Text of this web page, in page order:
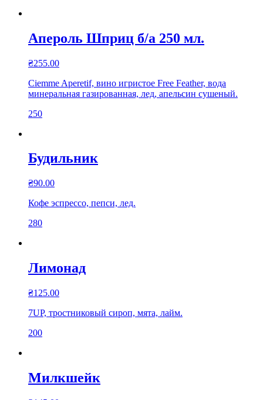
Апероль Шприц б/а 250 мл.
₴255.00
Ciemme Aperetif, вино игристое Free Feather, вода
минеральная газированная, лед, апельсин сушеный.
250
Будильник
₴90.00
Кофе эспрессо, пепси, лед.
280
Лимонад
₴125.00
7UP, тростниковый сироп, мята, лайм.
200
Милкшейк